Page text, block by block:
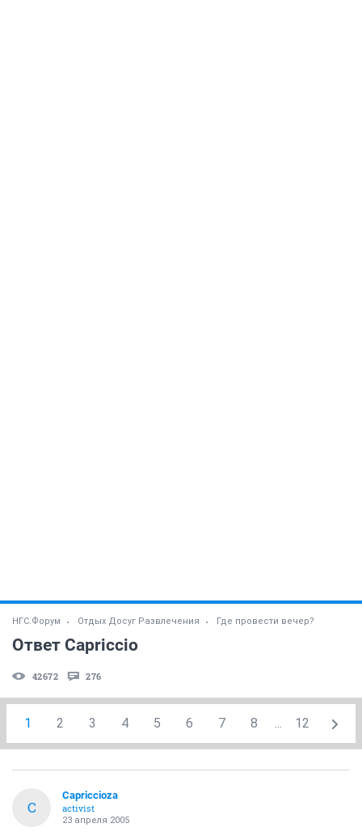
НГС.Форум Отдых Досуг Развлечения Где провести вечер?
Ответ Capriccio
42672 276
1 2 3 4 5 6 7 8 ... 12
C
Capriccioza
activist
23 апреля 2005